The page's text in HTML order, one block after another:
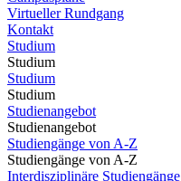
Virtueller Rundgang
Kontakt
Studium
Studium
Studium
Studium
Studienangebot
Studienangebot
Studiengänge von A-Z
Studiengänge von A-Z
Interdisziplinäre Studiengänge